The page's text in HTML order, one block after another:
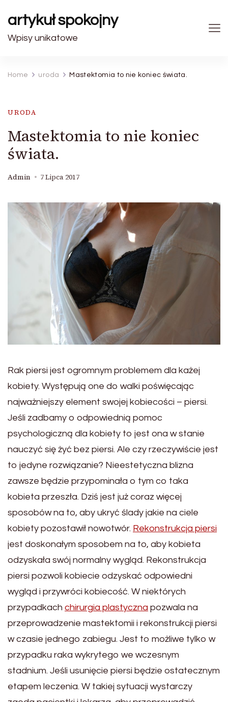
artykuł spokojny
Wpisy unikatowe
Home uroda Mastektomia to nie koniec świata.
URODA
Mastektomia to nie koniec
świata.
Admin 7 Lipca 2017
Rak piersi jest ogromnym problemem dla każej
kobiety. Występują one do walki poświęcając
najważniejszy element swojej kobiecości – piersi.
Jeśli zadbamy o odpowiednią pomoc
psychologiczną dla kobiety to jest ona w stanie
nauczyć się żyć bez piersi. Ale czy rzeczywiście jest
to jedyne rozwiązanie? Nieestetyczna blizna
zawsze będzie przypominała o tym co taka
kobieta przeszła. Dziś jest już coraz więcej
sposobów na to, aby ukryć ślady jakie na ciele
kobiety pozostawił nowotwór. Rekonstrukcja piersi
jest doskonałym sposobem na to, aby kobieta
odzyskała swój normalny wygląd. Rekonstrukcja
piersi pozwoli kobiecie odzyskać odpowiedni
wygląd i przywróci kobiecość. W niektórych
przypadkach chirurgia plastyczna pozwala na
przeprowadzenie mastektomii i rekonstrukcji piersi
w czasie jednego zabiegu. Jest to możliwe tylko w
przypadku raka wykrytego we wczesnym
stadnium. Jeśli usunięcie piersi będzie ostatecznym
etapem leczenia. W takiej sytuacji wystarczy